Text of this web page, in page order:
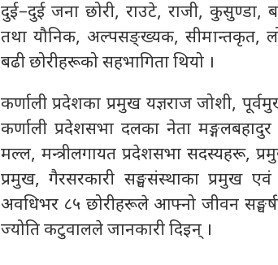
दुई–दुई जना छोरी, राउटे, राजी, कुसुण्डा,
तथा यौनिक, अल्पसङ्ख्यक, सीमान्तकृत,
बढी छोरीहरूको सहभागिता थियो ।
कर्णाली प्रदेशका प्रमुख यज्ञराज जोशी,
कर्णाली प्रदेशसभा दलका नेता
मल्ल, मन्त्रीलगायत प्रदेशसभा सदस्यहरू,
प्रमुख, गैरसरकारी सङ्घसंस्थाका प्रमुख
अवधिभर ८५ छोरीहरूले आफ्नो जीवन
ज्योति कटुवालले जानकारी दिइन् ।